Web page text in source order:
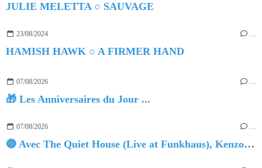
JULIE MELETTA ○ SAUVAGE
23/08/2024
HAMISH HAWK ○ A FIRMER HAND
07/08/2026 …
🎁 Les Anniversaires du Jour ...
07/08/2026
🔵 Avec The Quiet House (Live at Funkhaus), Kenzo Zurzolo livre une performance aussi intense qu'envoûtante.